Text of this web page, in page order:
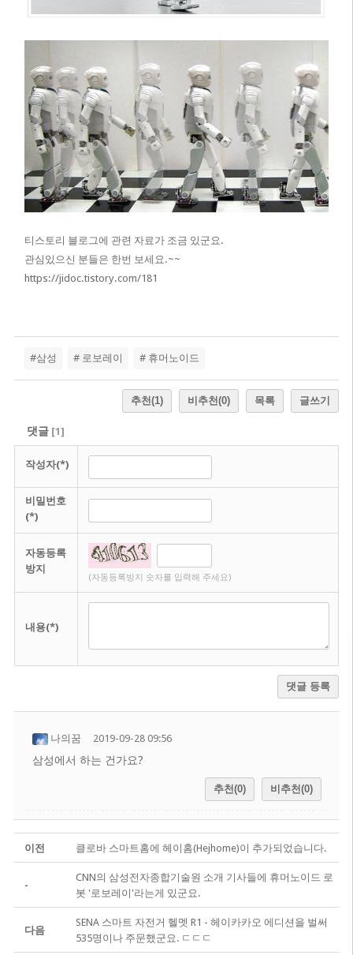
티스토리 블로그에 관련 자료가 조금 있군요.
관심있으신 분들은 한번 보세요.~~
https://jidoc.tistory.com/181
#삼성 # 로보레이 # 휴머노이드
추천(1) 비추천(0) 목록 글쓰기
댓글[1]
작성자(*)
비밀번호
(*)
자동등록
방지
(자동등록방지 숫자를 입력해 주세요)
내용(*)
댓글 등록
나의꿈 2019-09-28 09:56
삼성에서 하는 건가요?
추천(0) 비추천(0)
이전 클로바 스마트홈에 헤이홈(Hejhome)이 추가되었습니다.
-
CNN의 삼성전자종합기술원 소개 기사들에 휴머노이드 로
봇 '로보레이'라는게 있군요.
다음
SENA 스마트 자전거 헬멧 R1 - 헤이카카오 에디션을 벌써
535명이나 주문했군요. ㄷㄷㄷ